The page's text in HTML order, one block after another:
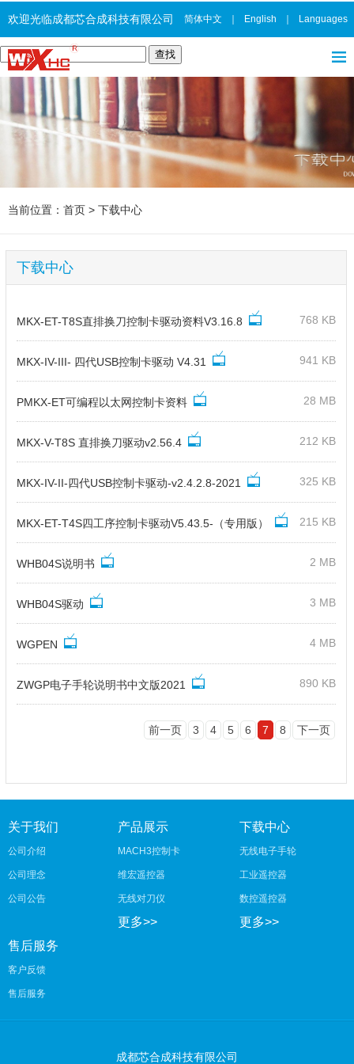
欢迎光临成都芯合成科技有限公司 简体中文 English Languages
当前位置： 首页 > 下载中心
下载中心
MKX-ET-T8S直排换刀控制卡驱动资料V3.16.8 768 KB
MKX-IV-III- 四代USB控制卡驱动 V4.31 941 KB
PMKX-ET可编程以太网控制卡资料 28 MB
MKX-V-T8S 直排换刀驱动v2.56.4 212 KB
MKX-IV-II-四代USB控制卡驱动-v2.4.2.8-2021 325 KB
MKX-ET-T4S四工序控制卡驱动V5.43.5-（专用版） 215 KB
WHB04S说明书 2 MB
WHB04S驱动 3 MB
WGPEN 4 MB
ZWGP电子手轮说明书中文版2021 890 KB
前一页 3 4 5 6 7 8 下一页
关于我们
公司介绍
公司理念
公司公告
产品展示
MACH3控制卡
维宏遥控器
无线对刀仪
更多>>
下载中心
无线电子手轮
工业遥控器
数控遥控器
更多>>
售后服务
客户反馈
售后服务
成都芯合成科技有限公司